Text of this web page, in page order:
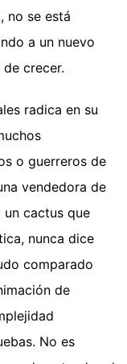
no se está
a un nuevo
crecer.
radica en su
o guerreros de
vendedora de
cactus que
nunca dice
comparado
de
No es